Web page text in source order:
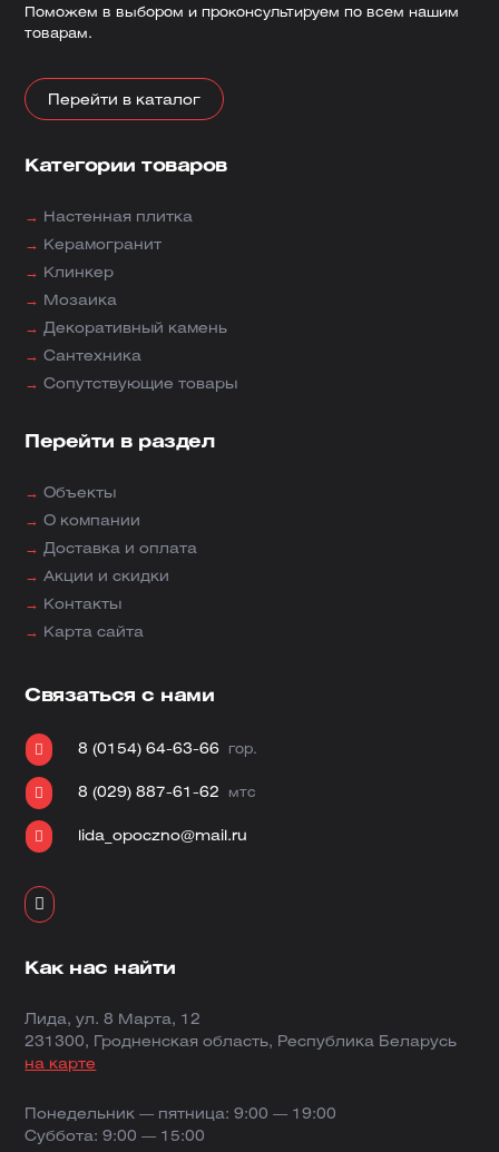
Поможем в выбором и проконсультируем по всем нашим
товарам.
Перейти в каталог
Категории товаров
→ Настенная плитка
→ Керамогранит
→ Клинкер
→ Мозаика
→ Декоративный камень
→ Сантехника
→ Сопутствующие товары
Перейти в раздел
→ Объекты
→ О компании
→ Доставка и оплата
→ Акции и скидки
→ Контакты
→ Карта сайта
Связаться с нами
 8 (0154) 64-63-66гор.
 8 (029) 887-61-62 мтс
 lida_opoczno@mail.ru

Как нас найти
Лида, ул. 8 Марта, 12
231300, Гродненская область, Республика Беларусь
на карте
Понедельник — пятница: 9:00 — 19:00
Суббота: 9:00 — 15:00